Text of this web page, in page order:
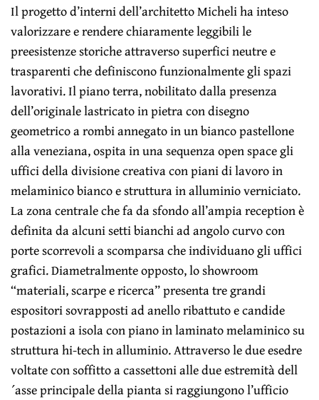
Il progetto d’interni dell’architetto Micheli ha inteso
valorizzare e rendere chiaramente leggibili le
preesistenze storiche attraverso superfici neutre e
trasparenti che definiscono funzionalmente gli spazi
lavorativi. Il piano terra, nobilitato dalla presenza
dell’originale lastricato in pietra con disegno
geometrico a rombi annegato in un bianco pastellone
alla veneziana, ospita in una sequenza open space gli
uffici della divisione creativa con piani di lavoro in
melaminico bianco e struttura in alluminio verniciato.
La zona centrale che fa da sfondo all’ampia reception è
definita da alcuni setti bianchi ad angolo curvo con
porte scorrevoli a scomparsa che individuano gli uffici
grafici. Diametralmente opposto, lo showroom
“materiali, scarpe e ricerca” presenta tre grandi
espositori sovrapposti ad anello ribattuto e candide
postazioni a isola con piano in laminato melaminico su
struttura hi-tech in alluminio. Attraverso le due esedre
voltate con soffitto a cassettoni alle due estremità dell
´asse principale della pianta si raggiungono l’ufficio